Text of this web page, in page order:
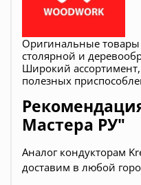
Оригинальные товары
столярной и
Широкий
полезных
Мастера РУ"
Аналог кондукторам
доставим в любой